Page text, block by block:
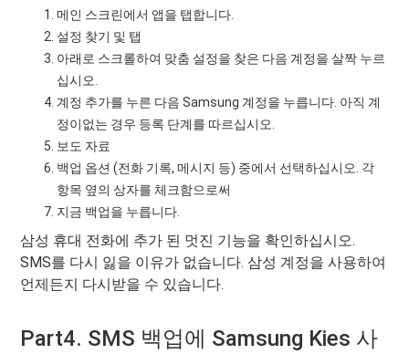
메인 스크린에서 앱을 탭합니다.
설정 찾기 및 탭
아래로 스크롤하여 맞춤 설정을 찾은 다음 계정을 살짝 누르
십시오.
계정 추가를 누른 다음 Samsung 계정을 누릅니다. 아직 계
정이없는 경우 등록 단계를 따르십시오.
보도 자료
백업 옵션 (전화 기록, 메시지 등) 중에서 선택하십시오. 각
항목 옆의 상자를 체크함으로써
지금 백업을 누릅니다.
삼성 휴대 전화에 추가 된 멋진 기능을 확인하십시오.
SMS를 다시 잃을 이유가 없습니다. 삼성 계정을 사용하여
언제든지 다시받을 수 있습니다.
Part4. SMS 백업에 Samsung Kies 사